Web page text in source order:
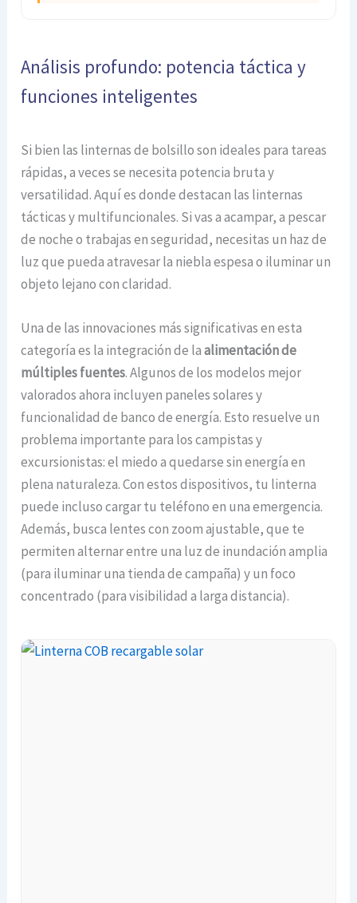
Análisis profundo: potencia táctica y
funciones inteligentes
Si bien las linternas de bolsillo son ideales para tareas
rápidas, a veces se necesita potencia bruta y
versatilidad. Aquí es donde destacan las linternas
tácticas y multifuncionales. Si vas a acampar, a pescar
de noche o trabajas en seguridad, necesitas un haz de
luz que pueda atravesar la niebla espesa o iluminar un
objeto lejano con claridad.
Una de las innovaciones más significativas en esta
categoría es la integración de laalimentación de
múltiples fuentes. Algunos de los modelos mejor
valorados ahora incluyen paneles solares y
funcionalidad de banco de energía. Esto resuelve un
problema importante para los campistas y
excursionistas: el miedo a quedarse sin energía en
plena naturaleza. Con estos dispositivos, tu linterna
puede incluso cargar tu teléfono en una emergencia.
Además, busca lentes con zoom ajustable, que te
permiten alternar entre una luz de inundación amplia
(para iluminar una tienda de campaña) y un foco
concentrado (para visibilidad a larga distancia).